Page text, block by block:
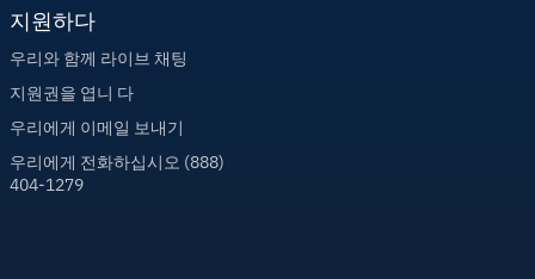
지원하다
우리와 함께 라이브 채팅
지원권을 엽니 다
우리에게 이메일 보내기
우리에게 전화하십시오 (888)
404-1279